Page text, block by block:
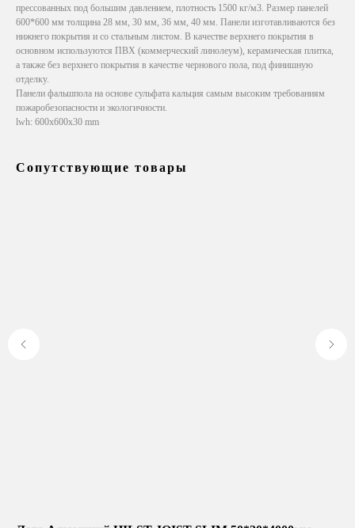
прессованных под большим давлением, плотность 1500 кг/м3. Размер панелей
600*600 мм толщина 28 мм, 30 мм, 36 мм, 40 мм. Панели изготавливаются без
нижнего покрытия и со стальным листом. В качестве верхнего покрытия в
основном используются ПВХ (коммерческий линолеум), керамическая плитка,
а также без верхнего покрытия в качестве чернового пола, под финишную
отделку.
Панели фальшпола на основе сульфата кальция самым высоким требованиям
пожаробезопасности и экологичности.
lwh: 600x600x30 mm
Сопутствующие товары